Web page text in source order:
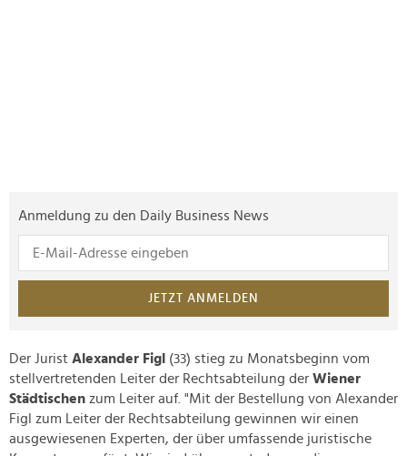
Anmeldung zu den Daily Business News
JETZT ANMELDEN
Der Jurist Alexander Figl (33) stieg zu Monatsbeginn vom
stellvertretenden Leiter der Rechtsabteilung der Wiener
Städtischen zum Leiter auf. "Mit der Bestellung von Alexander
Figl zum Leiter der Rechtsabteilung gewinnen wir einen
ausgewiesenen Experten, der über umfassende juristische